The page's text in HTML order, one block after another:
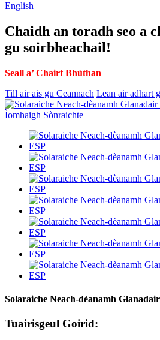
English
Chaidh an toradh seo a
gu soirbheachail!
Seall a’ Chairt Bhùthan
Till air ais gu Ceannach Lean air adhart
Solaraiche Neach-dèanamh
Tuairisgeul Goirid: